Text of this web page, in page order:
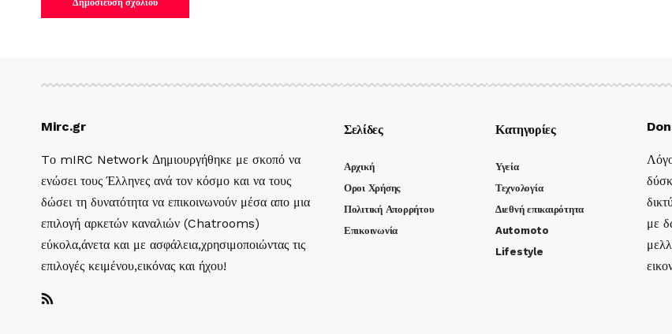
Mirc.gr
Tο mIRC Network Δημιουργήθηκε με σκοπό να
ενώσει τους Έλληνες ανά τον κόσμο και να τους
δώσει τη δυνατότητα να επικοινωνούν μέσα απο μια
επιλογή αρκετών καναλιών (Chatrooms)
εύκολα,άνετα και με ασφάλεια,χρησιμοποιώντας τις
επιλογές κειμένου,εικόνας και ήχου!
Σελίδες
Αρχική
Οροι Χρήσης
Πολιτική Απορρήτου
Επικοινωνία
Κατηγορίες
Υγεία
Τεχνολογία
Διεθνή επικαιρότητα
Automoto
Lifestyle
με